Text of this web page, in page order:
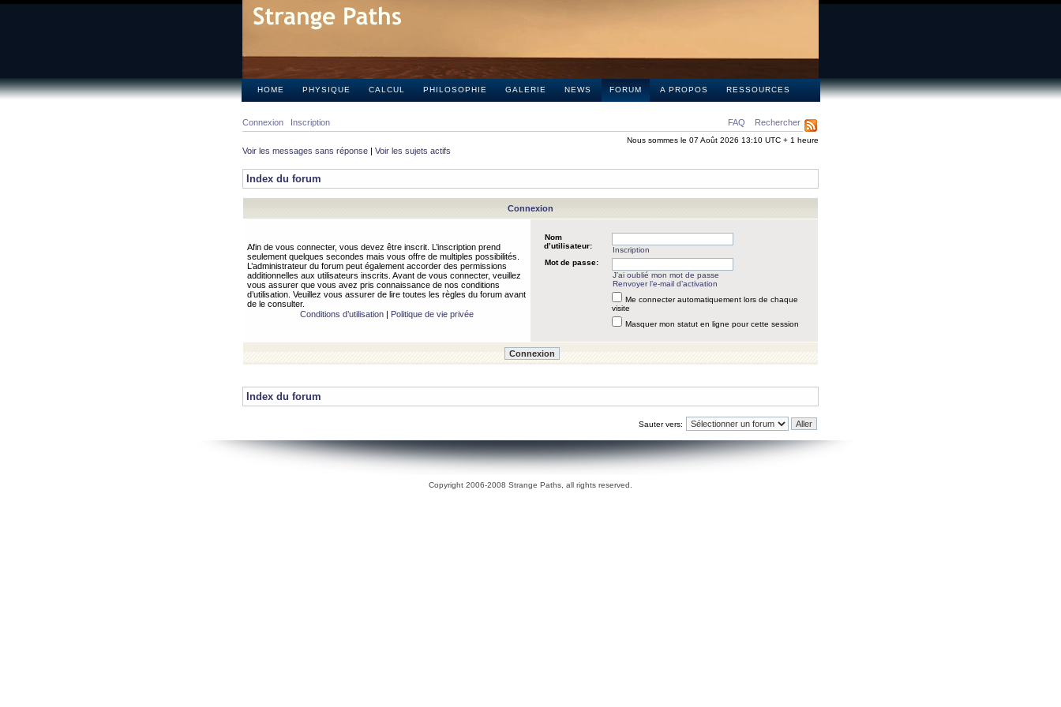
HOME PHYSIQUE CALCUL PHILOSOPHIE GALERIE NEWS FORUM A PROPOS RESSOURCES
FAQ Rechercher
Connexion Inscription
Nous sommes le 07 Août 2026 13:10 UTC + 1 heure
Voir les messages sans réponse | Voir les sujets actifs
Index du forum
Connexion
Afin de vous connecter, vous devez être inscrit. L’inscription prend
seulement quelques secondes mais vous offre de multiples possibilités.
L’administrateur du forum peut également accorder des permissions
additionnelles aux utilisateurs inscrits. Avant de vous connecter, veuillez
vous assurer que vous avez pris connaissance de nos conditions
d’utilisation. Veuillez vous assurer de lire toutes les règles du forum avant
de le consulter.
Conditions d’utilisation| Politique de vie privée
Nom
d’utilisateur:
Inscription
Mot de passe:
J’ai oublié mon mot de passe
Renvoyer l’e-mail d’activation
Me connecter automatiquement lors de chaque
visite
Masquer mon statut en ligne pour cette session
Index du forum
Sauter vers:
Copyright 2006-2008 Strange Paths, all rights reserved.